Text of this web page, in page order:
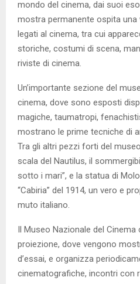
mondo del cinema, dai suoi
mostra permanente ospita
legati al cinema, tra cui
storiche, costumi di scena,
riviste di cinema.
Un’importante sezione del
cinema, dove sono esposti
magiche, taumatropi,
mostrano le prime tecniche di
Tra gli altri pezzi forti del
scala del Nautilus, il
sotto i mari”, e la statua di
“Cabiria” del 1914, un vero e
muto italiano.
Il Museo Nazionale del
proiezione, dove vengono
d’essai, e organizza
cinematografiche, incontri con